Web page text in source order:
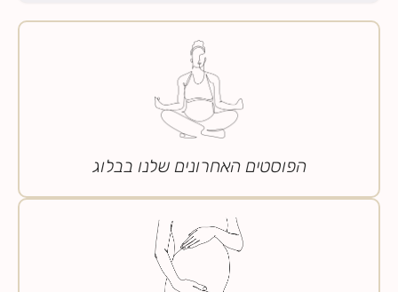
הפוסטים האחרונים שלנו בבלוג